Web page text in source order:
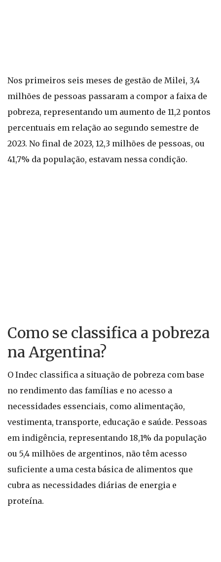
Nos primeiros seis meses de gestão de Milei, 3,4
milhões de pessoas passaram a compor a faixa de
pobreza, representando um aumento de 11,2 pontos
percentuais em relação ao segundo semestre de
2023. No final de 2023, 12,3 milhões de pessoas, ou
41,7% da população, estavam nessa condição.
Como se classifica a pobreza
na Argentina?
O Indec classifica a situação de pobreza com base
no rendimento das famílias e no acesso a
necessidades essenciais, como alimentação,
vestimenta, transporte, educação e saúde. Pessoas
em indigência, representando 18,1% da população
ou 5,4 milhões de argentinos, não têm acesso
suficiente a uma cesta básica de alimentos que
cubra as necessidades diárias de energia e
proteína.